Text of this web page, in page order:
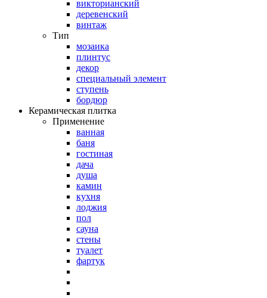
викторианский
деревенский
винтаж
Тип
мозаика
плинтус
декор
специальный элемент
ступень
бордюр
Керамическая плитка
Применение
ванная
баня
гостиная
дача
душа
камин
кухня
лоджия
пол
сауна
стены
туалет
фартук